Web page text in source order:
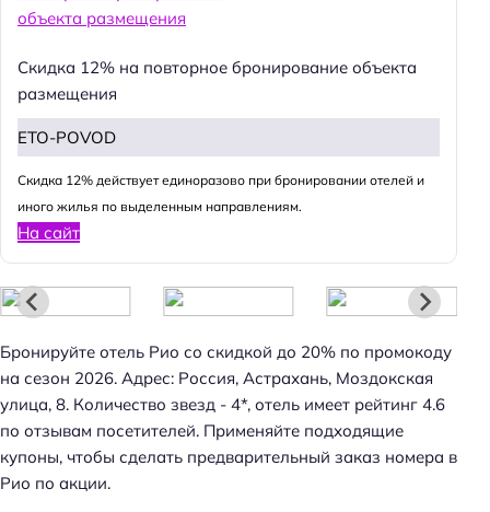
Скидка 12% на повторное бронирование объекта
размещения
ETO-POVOD
Cкидка 12% действует единоразово при бронировании отелей и
иного жилья по выделенным направлениям.
На сайт
Бронируйте отель Рио со скидкой до 20% по промокоду
на сезон 2026. Адрес: Россия, Астрахань, Моздокская
улица, 8. Количество звезд - 4*, отель имеет рейтинг 4.6
по отзывам посетителей. Применяйте подходящие
купоны, чтобы сделать предварительный заказ номера в
Рио по акции.